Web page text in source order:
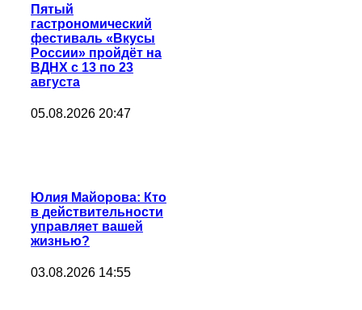
Пятый
гастрономический
фестиваль «Вкусы
России» пройдёт на
ВДНХ с 13 по 23
августа
05.08.2026 20:47
Юлия Майорова: Кто
в действительности
управляет вашей
жизнью?
03.08.2026 14:55